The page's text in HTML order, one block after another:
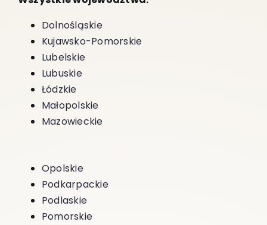
Dolnośląskie
Kujawsko-Pomorskie
Lubelskie
Lubuskie
Łódzkie
Małopolskie
Mazowieckie
Opolskie
Podkarpackie
Podlaskie
Pomorskie